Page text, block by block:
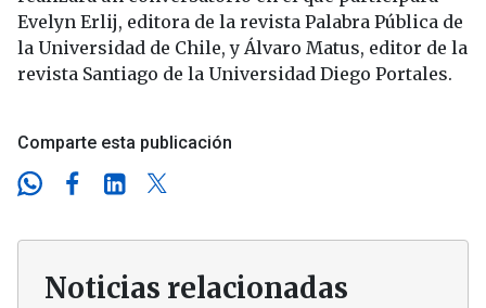
Evelyn Erlij, editora de la revista Palabra Pública de
la Universidad de Chile, y Álvaro Matus, editor de la
revista Santiago de la Universidad Diego Portales.
Comparte esta publicación
Noticias relacionadas